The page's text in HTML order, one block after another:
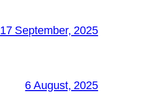
17 September, 2025
6 August, 2025